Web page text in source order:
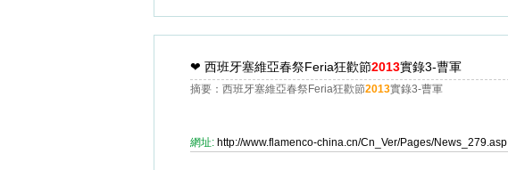
❤ 西班牙塞維亞春祭Feria狂歡節2013實錄3-曹軍
摘要：西班牙塞維亞春祭Feria狂歡節2013實錄3-曹軍
網址: http://www.flamenco-china.cn/Cn_Ver/Pages/News_279.asp